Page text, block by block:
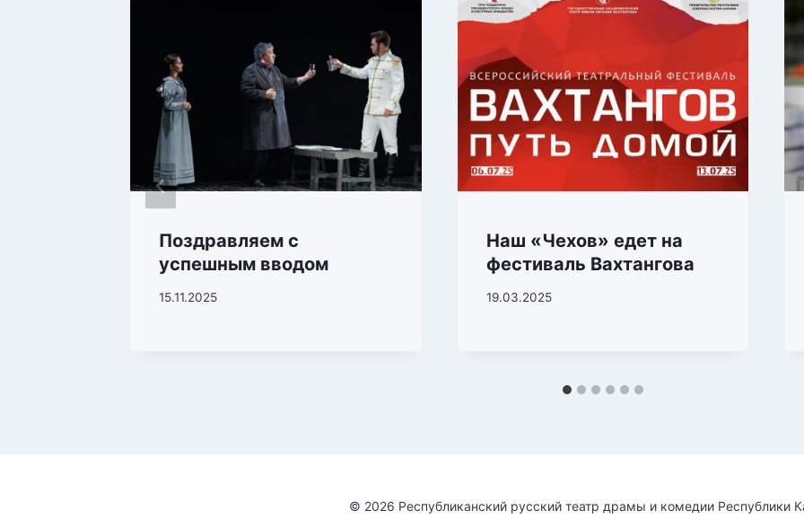
Поздравляем с
успешным вводом
15.11.2025
Наш «Чехов» едет на
фестиваль Вахтангова
19.03.2025
© 2026 Республиканский русский театр драмы и комедии Республики